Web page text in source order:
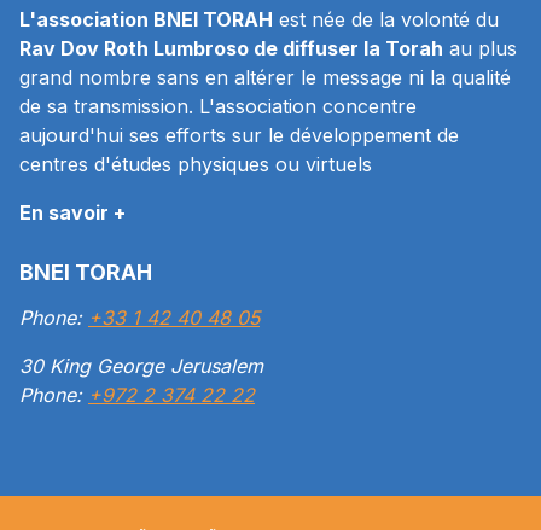
L'association BNEI TORAH est née de la volonté du
Rav Dov Roth Lumbroso de diffuser la Torah au plus
grand nombre sans en altérer le message ni la qualité
de sa transmission. L'association concentre
aujourd'hui ses efforts sur le développement de
centres d'études physiques ou virtuels
En savoir +
BNEI TORAH
Phone: +33 1 42 40 48 05
30 King George Jerusalem
Phone: +972 2 374 22 22